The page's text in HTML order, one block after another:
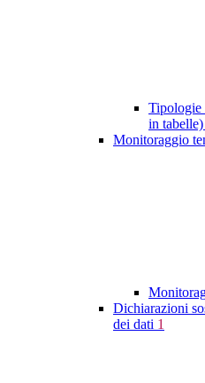
Tipologie
in tabelle)
Monitoraggio
Dichiarazioni
dei dati 1